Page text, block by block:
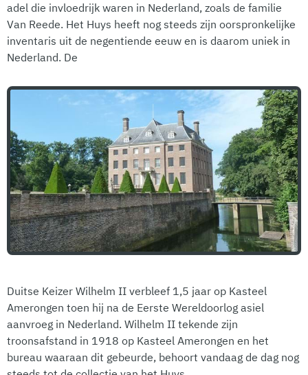
adel die invloedrijk waren in Nederland, zoals de familie
Van Reede. Het Huys heeft nog steeds zijn oorspronkelijke
inventaris uit de negentiende eeuw en is daarom uniek in
Nederland. De
Duitse Keizer Wilhelm II verbleef 1,5 jaar op Kasteel
Amerongen toen hij na de Eerste Wereldoorlog asiel
aanvroeg in Nederland. Wilhelm II tekende zijn
troonsafstand in 1918 op Kasteel Amerongen en het
bureau waaraan dit gebeurde, behoort vandaag de dag nog